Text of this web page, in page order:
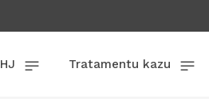
Tratamentu kazu